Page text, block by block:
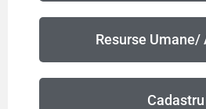
Resurse
Cadastru